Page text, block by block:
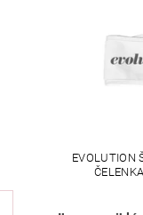
EVOLUTION